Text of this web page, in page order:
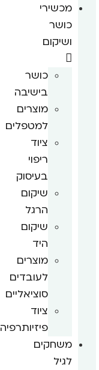
מכשירי
כושר
ושיקום
כושר
בישיבה
מוצרים
למטפלים
ציוד
ריפוי
בעיסוק
שיקום
הרגל
שיקום
היד
מוצרים
לעובדים
סוציאליים
ציוד
פיזיותרפיה
משחקים
לגיל